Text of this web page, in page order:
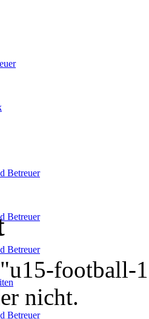
Betreuer
Betreuer
Betreuer
Betreuer
football-
nicht.